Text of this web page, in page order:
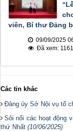
viên, Bí thư Đảng
09/09/2025
Đã xem: 1161
Các tin khác
Đảng ủy Sở Nội vụ tổ
Sôi nổi các hoạt động
thứ Nhất (10/06/2025)